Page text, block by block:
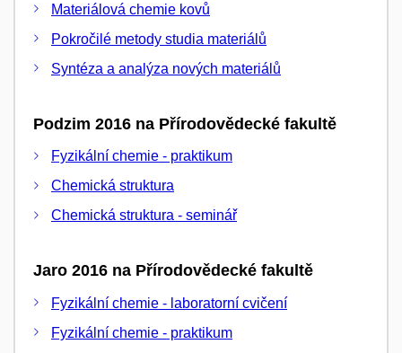
Materiálová chemie kovů
Pokročilé metody studia materiálů
Syntéza a analýza nových materiálů
Podzim 2016 na Přírodovědecké fakultě
Fyzikální chemie - praktikum
Chemická struktura
Chemická struktura - seminář
Jaro 2016 na Přírodovědecké fakultě
Fyzikální chemie - laboratorní cvičení
Fyzikální chemie - praktikum